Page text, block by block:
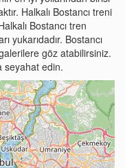
Halkalı Bostancı treni
Bostancı tren
yukarıdadır. Bostancı
göz atabilirsiniz.
seyahat edin.